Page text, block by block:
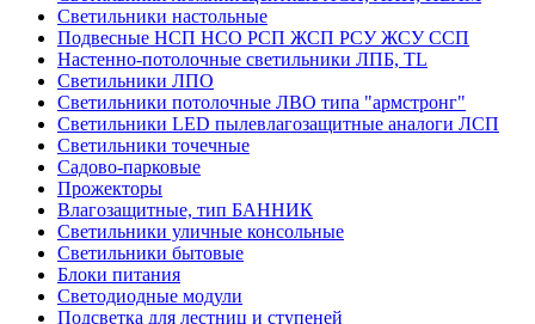
Светильники настольные
Подвесные НСП НСО РСП ЖСП РСУ ЖСУ ССП
Настенно-потолочные светильники ЛПБ, TL
Светильники ЛПО
Светильники потолочные ЛВО типа "армстронг"
Светильники LED пылевлагозащитные аналоги ЛСП
Светильники точечные
Садово-парковые
Прожекторы
Влагозащитные, тип БАННИК
Светильники уличные консольные
Светильники бытовые
Блоки питания
Светодиодные модули
Подсветка для лестниц и ступеней